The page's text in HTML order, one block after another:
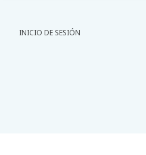
INICIO DE SESIÓN